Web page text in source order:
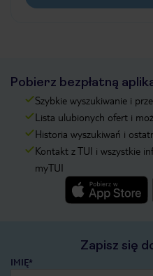
Pobierz bezpłatną
Szybkie wyszukiwanie i
Lista ulubionych ofert i
Historia wyszukiwań i
Kontakt z TUI i wszystkie
myTUI
Zapisz się
IMIĘ*